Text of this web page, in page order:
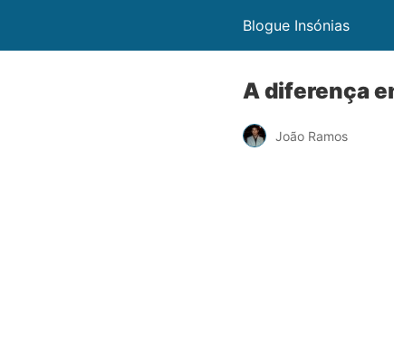
Blogue Insónias
A diferença
João Ramos